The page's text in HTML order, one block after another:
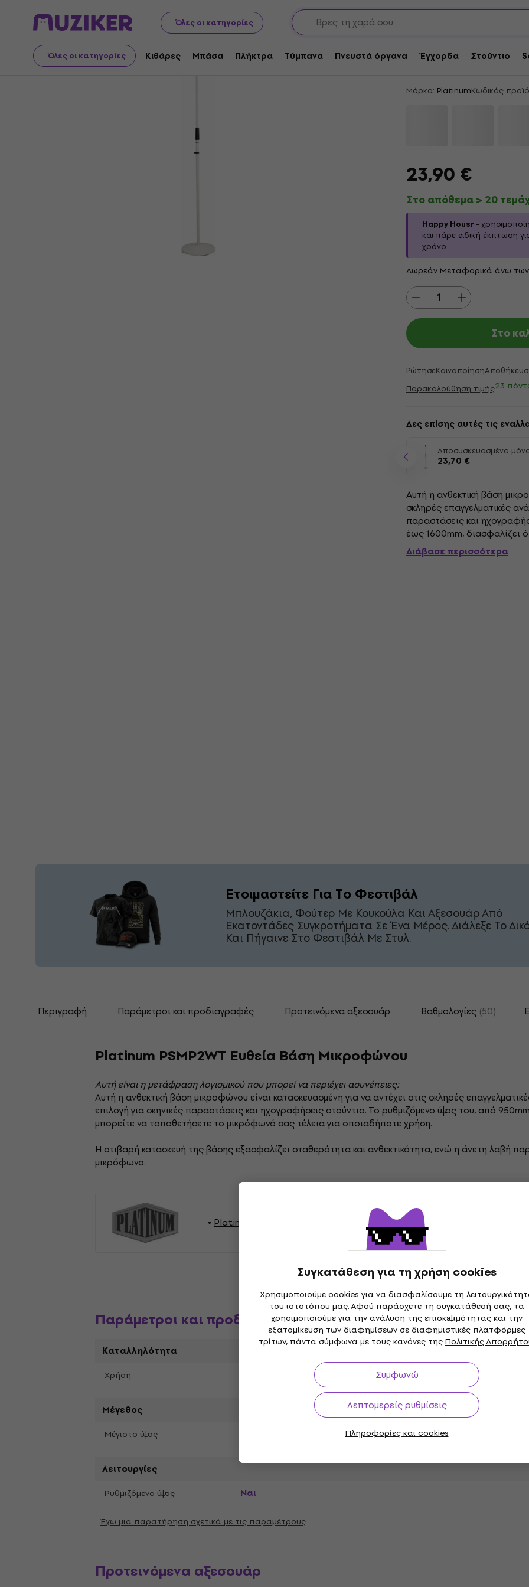
Όλες οι κατηγορίες
Όλες οι κατηγορίες Κιθάρες Μπάσα Πλήκτρα Τύμπανα Πνευστά όργανα Έγχορδα Στούντιο
Συγκατάθεση για τη χρήση cookies
Χρησιμοποιούμε cookies για να διασφαλίσουμε τη
του ιστοτόπου μας. Αφού παράσχετε τη συγκατάθεσή σας, τα
χρησιμοποιούμε για την ανάλυση της επισκεψιμότητας και την
εξατομίκευση των διαφημίσεων σε διαφημιστικές πλατφόρμες
τρίτων, πάντα σύμφωνα με τους κανόνες τηςΠολιτικής
Συμφωνώ
Λεπτομερείς ρυθμίσεις
Πληροφορίες και cookies
Μουσικά όργανα Μικρόφωνα Αξεσουάρ μικροφώνου Σταντ μικροφώνου
HAPPY HOUR
Platinum PSMP2WT
Μάρκα: PlatinumΚωδικός
23,90 €
Στο απόθεμα > 20
Happy Housr -
και πάρε ειδική έκπτωση
χρόνο.
Δωρεάν Μεταφορικά άνω
Στο
ΡώτησεΚοινοποίηση
Παρακολούθηση τιμής23
Δες επίσης αυτές τις
Αποσυσκευασμένο
23,70 €
Αυτή η ανθεκτική βάση
σκληρές επαγγελματικές
παραστάσεις και
έως 1600mm, διασφαλίζει
τέλεια για οποιαδήποτε
Διάβασε περισσότερα
Ετοιμαστείτε Για Το Φεστιβάλ
Μπλουζάκια, Φούτερ Με Κουκούλα Και Αξεσουάρ Από
Εκατοντάδες Συγκροτήματα Σε Ένα Μέρος. Διάλεξε Το
Και Πήγαινε Στο Φεστιβάλ Με Στυλ.
Περιγραφή Παράμετροι και προδιαγραφές Προτεινόμενα αξεσουάρ Βαθμολογίες (50)
Platinum PSMP2WT Ευθεία Βάση Μικροφώνου
Αυτή είναι η μετάφραση λογισμικού που μπορεί να περιέχει ασυνέπειες:
Αυτή η ανθεκτική βάση μικροφώνου είναι κατασκευασμένη για να αντέχει στις σκληρές
επιλογή για σκηνικές παραστάσεις και ηχογραφήσεις στούντιο. Το ρυθμιζόμενο ύψος του, από
μπορείτε να τοποθετήσετε το μικρόφωνό σας τέλεια για οποιαδήποτε χρήση.
Η στιβαρή κατασκευή της βάσης εξασφαλίζει σταθερότητα και ανθεκτικότητα, ενώ η άνετη λαβή
μικρόφωνο.
Platinum Μικρόφωνα Platinum Αξεσουάρ μικροφώνου
Παράμετροι και προδιαγραφές
Καταλληλότητα
Χρήση τύπος
Μέγεθος
Μέγιστο ύψος Ελάχιστο ύψος
Λειτουργίες
Ρυθμιζόμενο ύψος Ναι
Έχω μια παρατήρηση σχετικά με τις παραμέτρους
Προτεινόμενα αξεσουάρ